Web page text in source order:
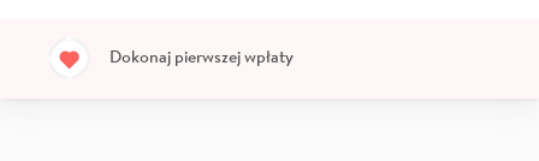
Dokonaj pierwszej wpłaty